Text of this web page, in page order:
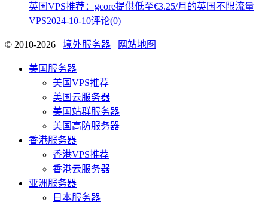
英国VPS推荐：gcore提供低至€3.25/月的英国不限流量
VPS2024-10-10评论(0)
© 2010-2026 境外服务器 网站地图
美国服务器
美国VPS推荐
美国云服务器
美国站群服务器
美国高防服务器
香港服务器
香港VPS推荐
香港云服务器
亚洲服务器
日本服务器